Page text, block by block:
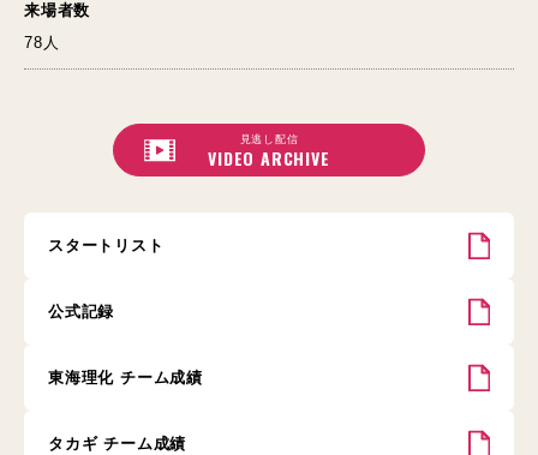
来場者数
78人
見逃し配信
VIDEO ARCHIVE
スタートリスト
公式記録
東海理化 チーム成績
タカギ チーム成績